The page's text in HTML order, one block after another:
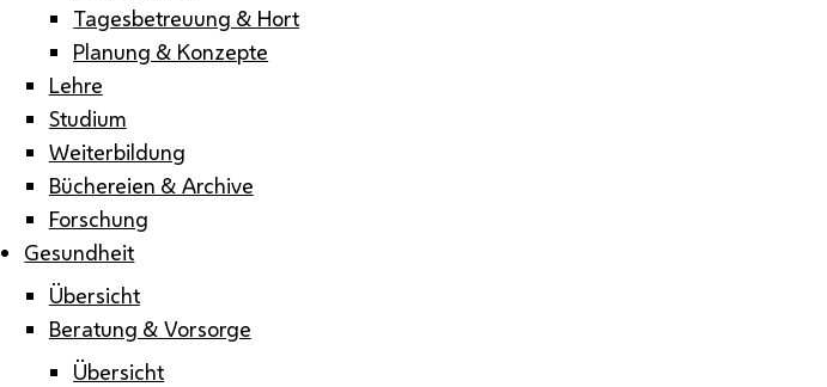
Tagesbetreuung & Hort
Planung & Konzepte
Lehre
Studium
Weiterbildung
Büchereien & Archive
Forschung
Gesundheit
Übersicht
Beratung & Vorsorge
Übersicht